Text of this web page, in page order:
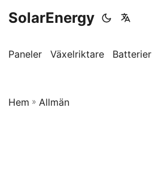
SolarEnergy
Paneler Växelriktare Batterier
Hem » Allmän